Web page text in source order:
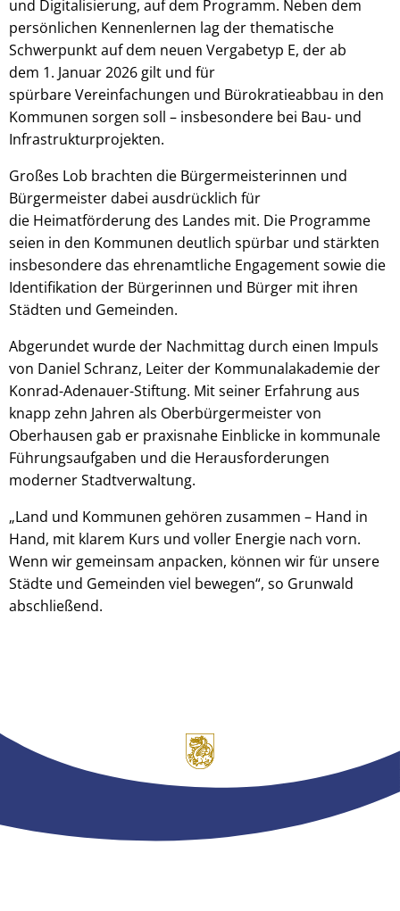
und Digitalisierung, auf dem Programm. Neben dem
persönlichen Kennenlernen lag der thematische
Schwerpunkt auf dem neuen Vergabetyp E, der ab
dem 1. Januar 2026 gilt und für
spürbare Vereinfachungen und Bürokratieabbau in den
Kommunen sorgen soll – insbesondere bei Bau- und
Infrastrukturprojekten.
Großes Lob brachten die Bürgermeisterinnen und
Bürgermeister dabei ausdrücklich für
die Heimatförderung des Landes mit. Die Programme
seien in den Kommunen deutlich spürbar und stärkten
insbesondere das ehrenamtliche Engagement sowie die
Identifikation der Bürgerinnen und Bürger mit ihren
Städten und Gemeinden.
Abgerundet wurde der Nachmittag durch einen Impuls
von Daniel Schranz, Leiter der Kommunalakademie der
Konrad-Adenauer-Stiftung. Mit seiner Erfahrung aus
knapp zehn Jahren als Oberbürgermeister von
Oberhausen gab er praxisnahe Einblicke in kommunale
Führungsaufgaben und die Herausforderungen
moderner Stadtverwaltung.
„Land und Kommunen gehören zusammen – Hand in
Hand, mit klarem Kurs und voller Energie nach vorn.
Wenn wir gemeinsam anpacken, können wir für unsere
Städte und Gemeinden viel bewegen“, so Grunwald
abschließend.